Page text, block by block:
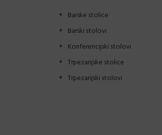
Barske stolice
Barski stolovi
Konferencijski stolovi
Trpezarijske stolice
Trpezarijski stolovi